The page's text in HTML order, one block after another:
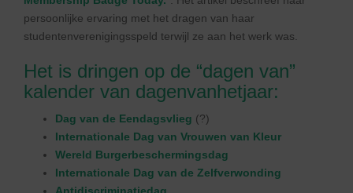
persoonlijke ervaring met het dragen van haar
studentenverenigingsspeld terwijl ze aan het werk was.
Het is dringen op de “dagen van”
kalender van dagenvanhetjaar:
Dag van de Eendagsvlieg (?)
Internationale Dag van Vrouwen van Kleur
Wereld Burgerbeschermingsdag
Internationale Dag van de Zelfverwonding